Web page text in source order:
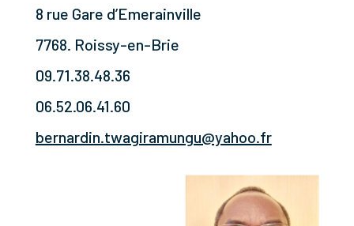
8 rue Gare d’Emerainville
7768. Roissy-en-Brie
09.71.38.48.36
06.52.06.41.60
bernardin.twagiramungu@yahoo.fr